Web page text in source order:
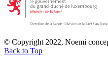
© Copyright 2022, Noemi
Back to Top